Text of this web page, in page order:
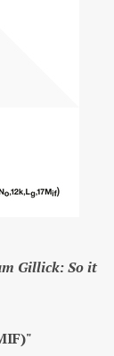
Gillick: So it